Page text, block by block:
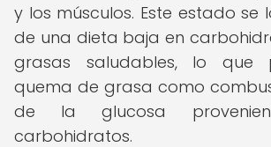
y los músculos. Este estado
de una dieta baja en
grasas saludables, lo que
quema de grasa como
de la glucosa
carbohidratos.